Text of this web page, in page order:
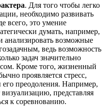
. Для того чтобы легко
необходимо развивать
всего, это умение
думать, например,
анализировать возможные
ведь возможность
задач значительно
Кроме того, жизненный
проявляется стресс,
его преодоления. Например,
представляя
к соревнованию.